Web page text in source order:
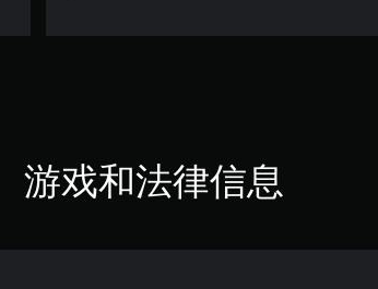
游戏和法律信息